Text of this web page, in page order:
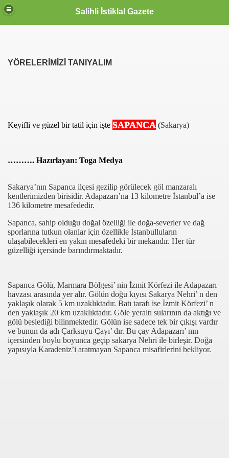
Salihli İstiklal Gazete
YÖRELERİMİZİ TANIYALIM
Keyifli ve güzel bir tatil için işte SAPANCA (Sakarya)
………. Hazırlayan: Toga Medya
Sakarya’nın Sapanca ilçesi gezilip görülecek göl manzaralı
kentlerimizden birisidir. Adapazarı’na 13 kilometre İstanbul’a ise
136 kilometre mesafededir.
Sapanca, sahip olduğu doğal özelliği ile doğa-severler ve dağ
sporlarına tutkun olanlar için özellikle İstanbulluların
ulaşabilecekleri en yakın mesafedeki bir mekandır. Her tür
güzelliği içersinde barındırmaktadır.
Sapanca Gölü, Marmara Bölgesi’ nin İzmit Körfezi ile Adapazarı
havzası arasında yer alır. Gölün doğu kıyısı Sakarya Nehri’ n den
yaklaşık olarak 5 km uzaklıktadır. Batı tarafı ise İzmit Körfezi’ n
den yaklaşık 20 km uzaklıktadır. Göle yeraltı sularının da aktığı ve
gölü beslediği bilinmektedir. Gölün ise sadece tek bir çıkışı vardır
ve bunun da adı Çarksuyu Çayı’ dır. Bu çay Adapazarı’ nın
içersinden boylu boyunca geçip sakarya Nehri ile birleşir. Doğa
yapısıyla Karadeniz’i aratmayan Sapanca misafirlerini bekliyor.